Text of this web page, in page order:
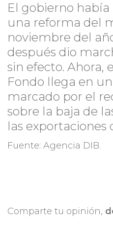
El gobierno
una reforma del
noviembre del
después dio
sin efecto. Ahora,
Fondo llega en
marcado por el
sobre la baja de
las exportaciones
Fuente: Agencia DIB.
Comparte tu opinión,